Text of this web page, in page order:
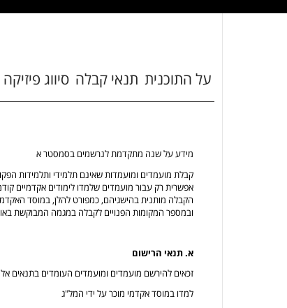
על התוכנית תנאי קבלה סיווג פיזיקה
מידע על שנה מתקדמת לנרשמים בסמסטר א
קבלת מועמדים ומועמדות שאינם תלמידי ותלמידות
הקבלה מותנית בהישגיהם, כמפורט להלן, במוסד
ובמספר המקומות הפנויים לקבלה במגמה המבוקשת
א. תנאי הרישום
זכאים להירשם מועמדים ומועמדים העומדים בתנאים
למדו במוסד אקדמי מוכר על ידי המל"ג